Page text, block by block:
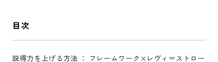
目次
説得力を上げる方法 ： フレームワーク×レヴィ＝ストロー